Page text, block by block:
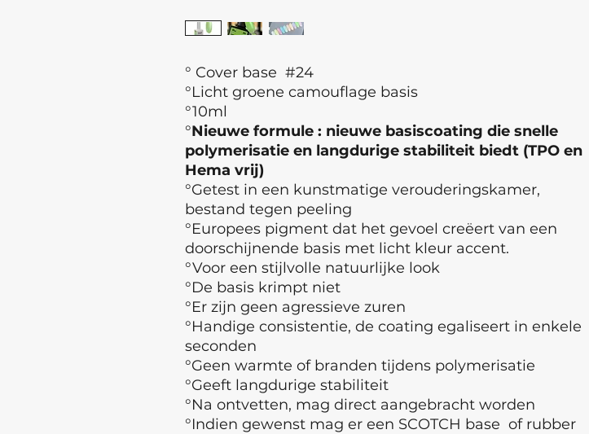
° Cover base #24
°Licht groene camouflage basis
°10ml
°Nieuwe formule : nieuwe basiscoating die snelle
polymerisatie en langdurige stabiliteit biedt (TPO en
Hema vrij)
°Getest in een kunstmatige verouderingskamer,
bestand tegen peeling
°Europees pigment dat het gevoel creëert van een
doorschijnende basis met licht kleur accent.
°Voor een stijlvolle natuurlijke look
°De basis krimpt niet
°Er zijn geen agressieve zuren
°Handige consistentie, de coating egaliseert in enkele
seconden
°Geen warmte of branden tijdens polymerisatie
°Geeft langdurige stabiliteit
°Na ontvetten, mag direct aangebracht worden
°Indien gewenst mag er een SCOTCH base of rubber